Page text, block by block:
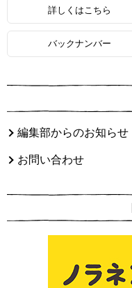
詳しくはこちら
バックナンバー
編集部からのお知らせ
お問い合わせ